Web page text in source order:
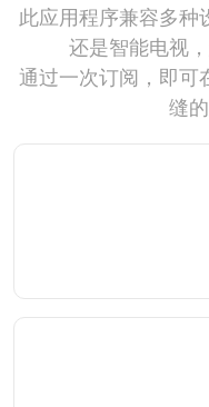
此应用程序兼容多种
还是智能电视
通过一次订阅，即可
缝